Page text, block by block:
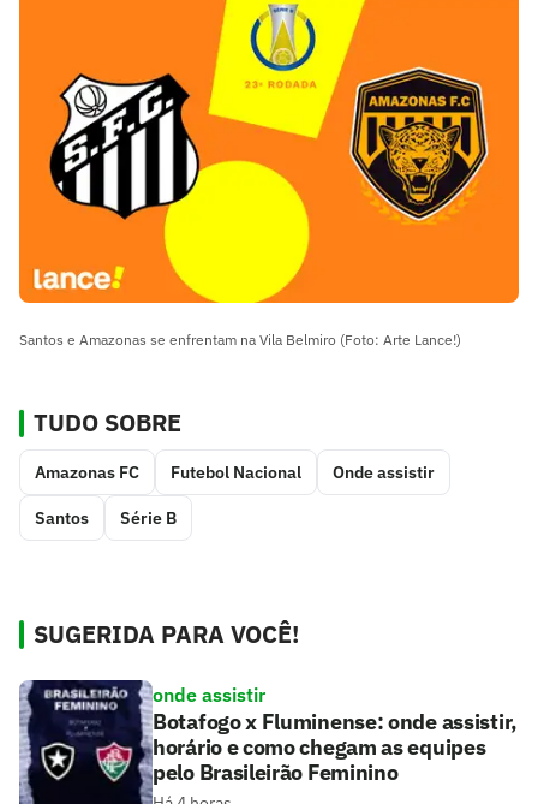
Santos e Amazonas se enfrentam na Vila Belmiro (Foto: Arte Lance!)
TUDO SOBRE
Amazonas FC Futebol Nacional Onde assistir
Santos Série B
SUGERIDA PARA VOCÊ!
onde assistir
Botafogo x Fluminense: onde assistir,
horário e como chegam as equipes
pelo Brasileirão Feminino